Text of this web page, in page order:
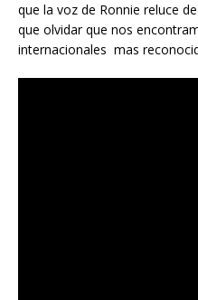
que la voz de Ronnie reluce
que olvidar que nos
internacionales mas